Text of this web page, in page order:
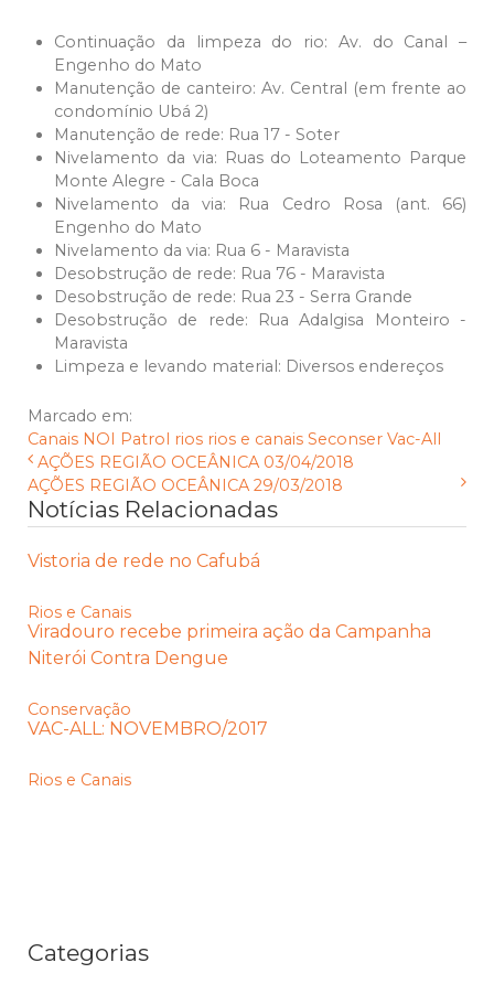
Continuação da limpeza do rio: Av. do Canal –
Engenho do Mato
Manutenção de canteiro: Av. Central (em frente ao
condomínio Ubá 2)
Manutenção de rede: Rua 17 - Soter
Nivelamento da via: Ruas do Loteamento Parque
Monte Alegre - Cala Boca
Nivelamento da via: Rua Cedro Rosa (ant. 66)
Engenho do Mato
Nivelamento da via: Rua 6 - Maravista
Desobstrução de rede: Rua 76 - Maravista
Desobstrução de rede: Rua 23 - Serra Grande
Desobstrução de rede: Rua Adalgisa Monteiro -
Maravista
Limpeza e levando material: Diversos endereços
Marcado em:
Canais NOI Patrol rios rios e canais Seconser Vac-All
AÇÕES REGIÃO OCEÂNICA 03/04/2018
AÇÕES REGIÃO OCEÂNICA 29/03/2018
Notícias Relacionadas
Vistoria de rede no Cafubá
Rios e Canais
Viradouro recebe primeira ação da Campanha
Niterói Contra Dengue
Conservação
VAC-ALL: NOVEMBRO/2017
Rios e Canais
Categorias